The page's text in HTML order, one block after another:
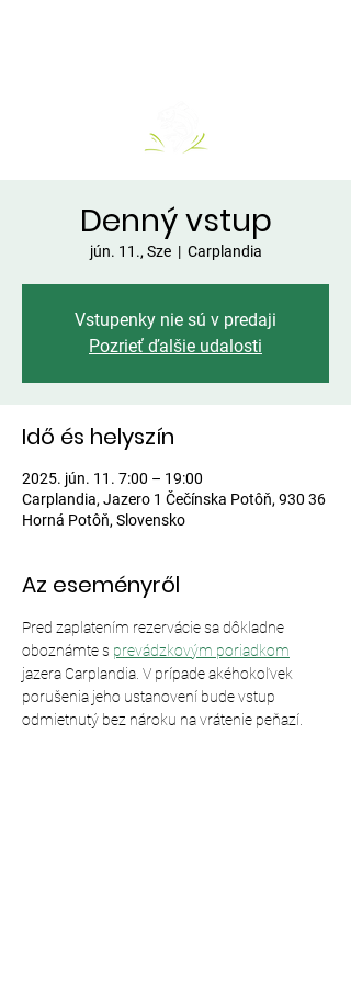
Denný vstup
jún. 11., Sze
  |
Carplandia
Vstupenky nie sú v predaji
Pozrieť ďalšie udalosti
Idő és helyszín
2025. jún. 11. 7:00 – 19:00
Carplandia, Jazero 1 Čečínska Potôň, 930 36
Horná Potôň, Slovensko
Az eseményről
Pred zaplatením rezervácie sa dôkladne
oboznámte s prevádzkovým poriadkom
jazera Carplandia. V prípade akéhokoľvek
porušenia jeho ustanovení bude vstup
odmietnutý bez nároku na vrátenie peňazí.